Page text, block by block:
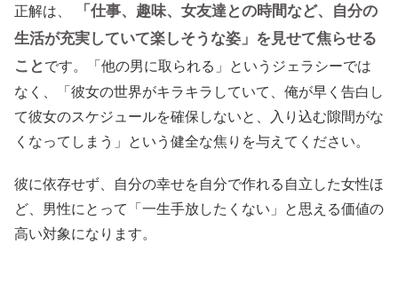
正解は、
「仕事、趣味、女友達との時間など、自分の
生活が充実していて楽しそうな姿」を見せて焦らせる
こと です。「他の男に取られる」というジェラシーでは
なく、「彼女の世界がキラキラしていて、俺が早く告白し
て彼女のスケジュールを確保しないと、入り込む隙間がな
くなってしまう」という健全な焦りを与えてください。
彼に依存せず、自分の幸せを自分で作れる自立した女性ほ
ど、男性にとって「一生手放したくない」と思える価値の
高い対象になります。